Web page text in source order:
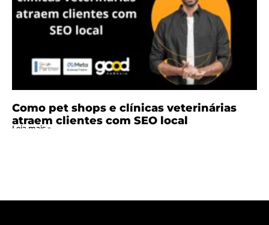
Como pet shops e clínicas veterinárias
atraem clientes com SEO local
Leia mais »